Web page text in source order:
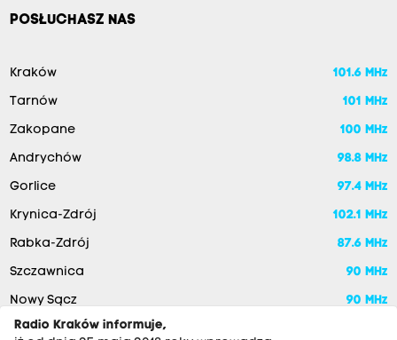
POSŁUCHASZ NAS
Kraków 101.6 MHz
Tarnów 101 MHz
Zakopane 100 MHz
Andrychów 98.8 MHz
Gorlice 97.4 MHz
Krynica-Zdrój 102.1 MHz
Rabka-Zdrój 87.6 MHz
Szczawnica 90 MHz
Nowy Sącz
90 MHz
Radio Kraków informuje,